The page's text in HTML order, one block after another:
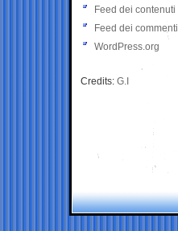
Feed dei contenuti
Feed dei commenti
WordPress.org
Credits: G.I